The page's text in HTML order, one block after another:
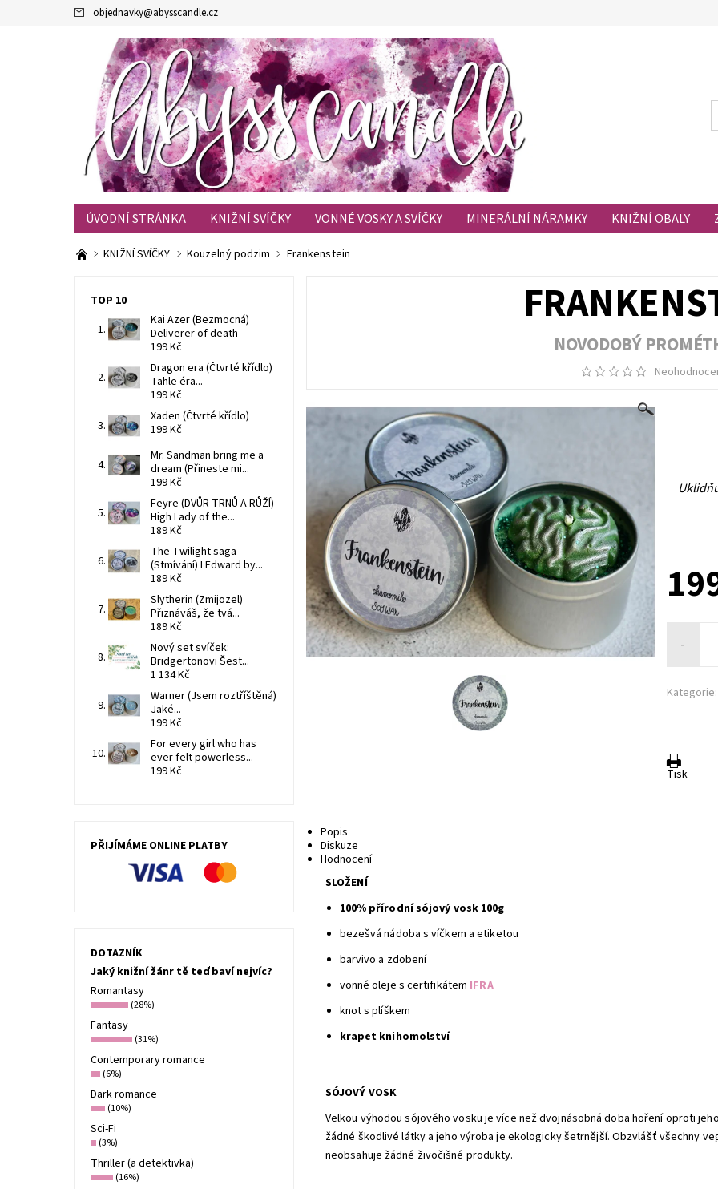
objednavky@abysscandle.cz
ÚVODNÍ STRÁNKA KNIŽNÍ SVÍČKY VONNÉ VOSKY A SVÍČKY MINERÁLNÍ NÁRAMKY KNIŽNÍ OBALY
KONTAKTY
OBCHODNÍ PODMÍNKY BLOG
KNIŽNÍ SVÍČKY Kouzelný podzim Frankenstein
NOVODOBÝ
-
Kategorie:
Tisk
Popis
Diskuze
Hodnocení
SLOŽENÍ
100% přírodní sójový vosk 100g
bezešvá nádoba s víčkem a etiketou
barvivo a zdobení
vonné oleje s certifikátem IFRA
knot s plíškem
krapet knihomolství
SÓJOVÝ VOSK
Velkou výhodou sójového vosku je více než dvojnásobná doba hoření oproti
žádné škodlivé látky a jeho výroba je ekologicky šetrnější. Obzvlášť všechny
neobsahuje žádné živočišné produkty.
TOP 10
Kai Azer (Bezmocná)
Deliverer of death
199 Kč
Dragon era (Čtvrté křídlo)
Tahle éra...
199 Kč
Xaden (Čtvrté křídlo)
199 Kč
Mr. Sandman bring me a
dream (Přineste mi...
199 Kč
Feyre (DVŮR TRNŮ A RŮŽÍ)
High Lady of the...
189 Kč
The Twilight saga
(Stmívání) I Edward by...
189 Kč
Slytherin (Zmijozel)
Přiznáváš, že tvá...
189 Kč
Nový set svíček:
Bridgertonovi Šest...
1 134 Kč
Warner (Jsem roztříštěná)
Jaké...
199 Kč
For every girl who has
ever felt powerless...
199 Kč
PŘIJÍMÁME ONLINE PLATBY
DOTAZNÍK
Jaký knižní žánr tě teď baví nejvíc?
Romantasy
(28%)
Fantasy
(31%)
Contemporary romance
(6%)
Dark romance
(10%)
Sci-Fi
(3%)
Thriller (a detektivka)
(16%)